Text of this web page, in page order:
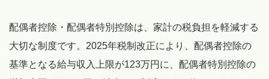
配偶者控除・配偶者特別控除は、家計の税負担を軽減する
大切な制度です。2025年税制改正により、配偶者控除の
基準となる給与収入上限が123万円に、配偶者特別控除の